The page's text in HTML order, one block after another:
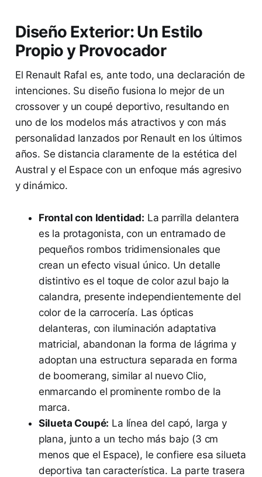
Diseño Exterior: Un Estilo
Propio y Provocador
El Renault Rafal es, ante todo, una declaración de
intenciones. Su diseño fusiona lo mejor de un
crossover y un coupé deportivo, resultando en
uno de los modelos más atractivos y con más
personalidad lanzados por Renault en los últimos
años. Se distancia claramente de la estética del
Austral y el Espace con un enfoque más agresivo
y dinámico.
Frontal con Identidad: La parrilla delantera
es la protagonista, con un entramado de
pequeños rombos tridimensionales que
crean un efecto visual único. Un detalle
distintivo es el toque de color azul bajo la
calandra, presente independientemente del
color de la carrocería. Las ópticas
delanteras, con iluminación adaptativa
matricial, abandonan la forma de lágrima y
adoptan una estructura separada en forma
de boomerang, similar al nuevo Clio,
enmarcando el prominente rombo de la
marca.
Silueta Coupé: La línea del capó, larga y
plana, junto a un techo más bajo (3 cm
menos que el Espace), le confiere esa silueta
deportiva tan característica. La parte trasera